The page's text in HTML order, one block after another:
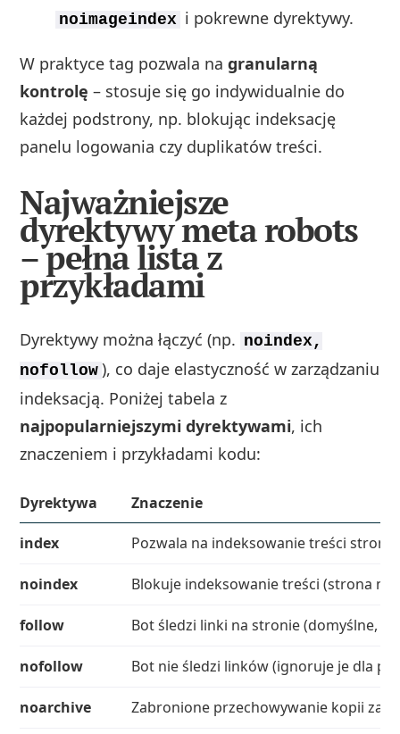
noimageindex i pokrewne dyrektywy.
W praktyce tag pozwala nagranularną
kontrolę – stosuje się go indywidualnie do
każdej podstrony, np. blokując indeksację
panelu logowania czy duplikatów treści.
Najważniejsze
dyrektywy meta robots
– pełna lista z
przykładami
Dyrektywy można łączyć (np. noindex,
nofollow ), co daje elastyczność w zarządzaniu
indeksacją. Poniżej tabela z
najpopularniejszymi dyrektywami, ich
znaczeniem i przykładami kodu:
Dyrektywa Znaczenie
index Pozwala na indeksowanie treści strony
noindex Blokuje indeksowanie treści (strona
follow Bot śledzi linki na stronie (domyślne,
nofollow Bot nie śledzi linków (ignoruje je dla
noarchive Zabronione przechowywanie kopii